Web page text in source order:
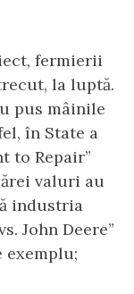
fermierii
la luptă.
pus mâinile
în State a
to Repair”
valuri au
industria
John Deere”
exemplu;